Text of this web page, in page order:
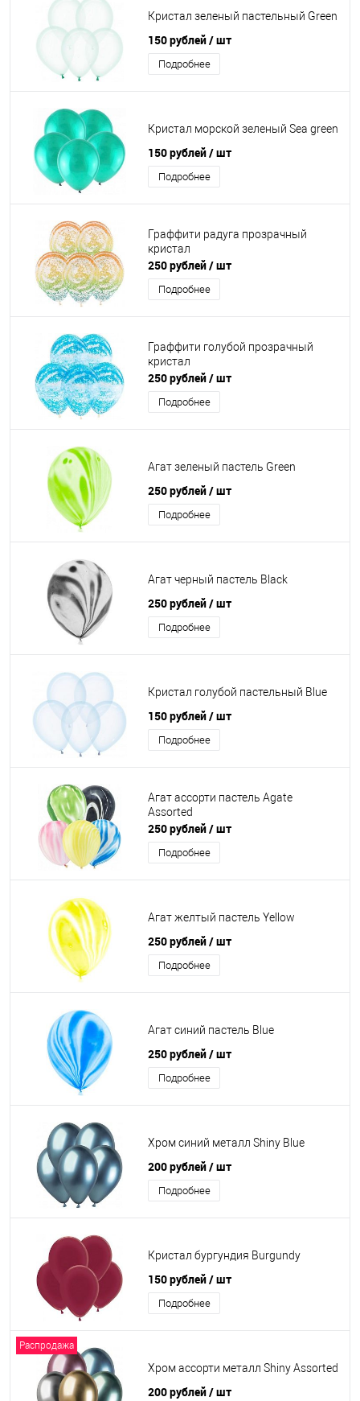
Кристал зеленый пастельный Green
150 рублей/ шт
Подробнее
Кристал морской зеленый Sea green
150 рублей/ шт
Подробнее
Граффити радуга прозрачный
кристал
250 рублей/ шт
Подробнее
Граффити голубой прозрачный
кристал
250 рублей/ шт
Подробнее
Агат зеленый пастель Green
250 рублей/ шт
Подробнее
Агат черный пастель Black
250 рублей/ шт
Подробнее
Кристал голубой пастельный Blue
150 рублей/ шт
Подробнее
Агат ассорти пастель Agate
Assorted
250 рублей/ шт
Подробнее
Агат желтый пастель Yellow
250 рублей/ шт
Подробнее
Агат синий пастель Blue
250 рублей/ шт
Подробнее
Хром синий металл Shiny Blue
200 рублей/ шт
Подробнее
Кристал бургундия Burgundy
150 рублей/ шт
Подробнее
Распродажа
Хром ассорти металл Shiny Assorted
200 рублей/ шт